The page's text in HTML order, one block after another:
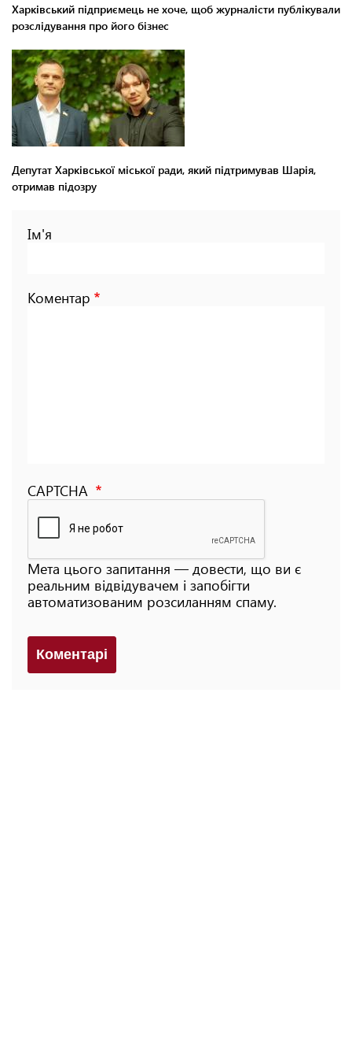
Харківський підприємець не хоче, щоб журналісти публікували
розслідування про його бізнес
Депутат Харківської міської ради, який підтримував Шарія,
отримав підозру
Ім'я
Коментар
CAPTCHA
Мета цього запитання — довести, що ви є
реальним відвідувачем і запобігти
автоматизованим розсиланням спаму.
Коментарi